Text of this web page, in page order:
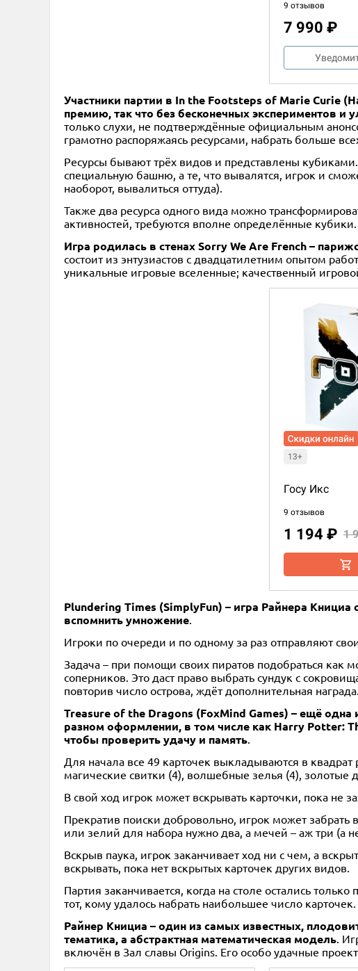
9 отзывов
7 990 ₽
Участники партии в In the Footsteps of Marie Curie
премию, так что без бесконечных экспериментов и
только слухи, не подтверждённые официальным
грамотно распоряжаясь ресурсами, набрать больше
Ресурсы бывают трёх видов и представлены
специальную башню, а те, что вывалятся, игрок и
наоборот, вывалиться оттуда).
Также два ресурса одного вида можно
активностей, требуются вполне определённые кубики.
Игра родилась в стенах Sorry We Are French –
состоит из энтузиастов с двадцатилетним опытом
уникальные игровые вселенные; качественный
13+
Госу Икс
9 отзывов
1 194 ₽ 1
Plundering Times (SimplyFun) – игра Райнера
вспомнить умножение.
Игроки по очереди и по одному за раз отправляют
Задача – при помощи своих пиратов подобраться как
соперников. Это даст право выбрать сундук с
повторив число острова, ждёт дополнительная награда.
Treasure of the Dragons (FoxMind Games) – ещё
разном оформлении, в том числе как Harry Potter:
чтобы проверить удачу и память.
Для начала все 49 карточек выкладываются в
магические свитки (4), волшебные зелья (4), золотые
В свой ход игрок может вскрывать карточки, пока не
Прекратив поиски добровольно, игрок может
или зелий для набора нужно два, а мечей – аж три (а
Вскрыв паука, игрок заканчивает ход ни с чем, а
вскрывать, пока нет вскрытых карточек других видов.
Партия заканчивается, когда на столе остались
тот, кому удалось набрать наибольшее число карточек.
Райнер Книциа – один из самых известных,
тематика, а абстрактная математическая модель.
включён в Зал славы Origins. Его особо удачные